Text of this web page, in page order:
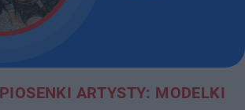
ARTYSTY: MODELKI